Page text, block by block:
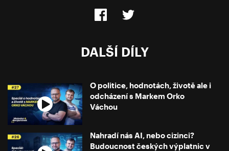
DALŠÍ DÍLY
O politice, hodnotách, životě ale i
odcházení s Markem Orko
Váchou
Nahradí nás AI, nebo cizinci?
Budoucnost českých výplatnic v